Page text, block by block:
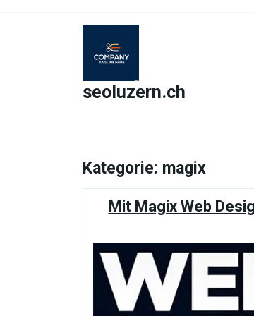
seoluzern.ch
Kategorie: magix
Mit Magix Web